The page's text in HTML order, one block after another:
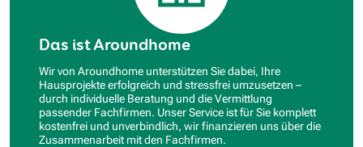
Das ist Aroundhome
Wir von Aroundhome unterstützen Sie dabei, Ihre
Hausprojekte erfolgreich und stressfrei umzusetzen –
durch individuelle Beratung und die Vermittlung
passender Fachfirmen. Unser Service ist für Sie komplett
kostenfrei und unverbindlich, wir finanzieren uns über die
Zusammenarbeit mit den Fachfirmen.